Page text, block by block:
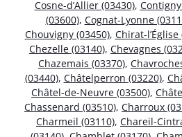
Cosne-d’Allier (03430),
(03600), Cognat-Lyonne
Chouvigny (03450), Chirat-l’Église
Chezelle (03140), Chevagnes
Chazemais (03370),
(03440), Châtelperron (03220),
Châtel-de-Neuvre (03500),
Chassenard (03510), Charroux
Charmeil (03110), Chareil-